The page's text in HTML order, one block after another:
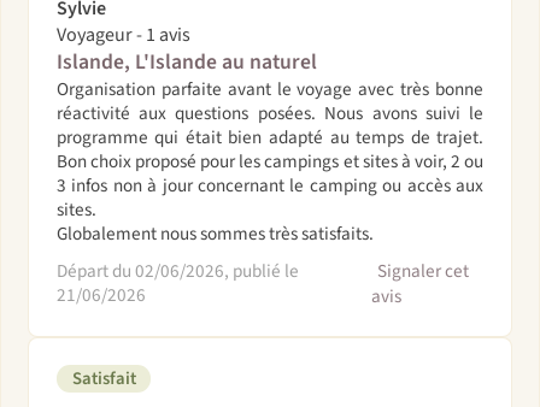
Sylvie
Voyageur - 1 avis
Islande, L'Islande au naturel
Organisation parfaite avant le voyage avec très bonne
réactivité aux questions posées. Nous avons suivi le
programme qui était bien adapté au temps de trajet.
Bon choix proposé pour les campings et sites à voir, 2 ou
3 infos non à jour concernant le camping ou accès aux
sites.
Globalement nous sommes très satisfaits.
Départ du 02/06/2026, publié le
21/06/2026
Signaler cet
avis
Satisfait